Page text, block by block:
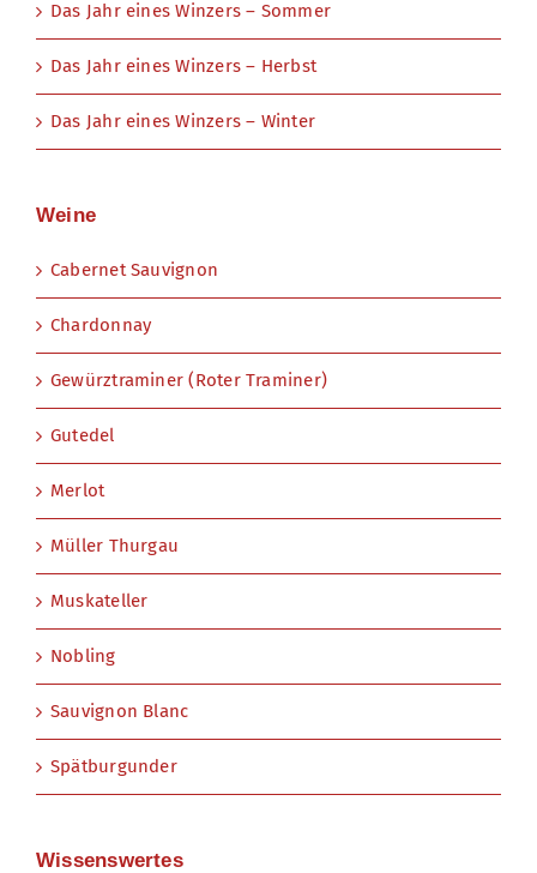
Das Jahr eines Winzers – Sommer
Das Jahr eines Winzers – Herbst
Das Jahr eines Winzers – Winter
Weine
Cabernet Sauvignon
Chardonnay
Gewürztraminer (Roter Traminer)
Gutedel
Merlot
Müller Thurgau
Muskateller
Nobling
Sauvignon Blanc
Spätburgunder
Wissenswertes